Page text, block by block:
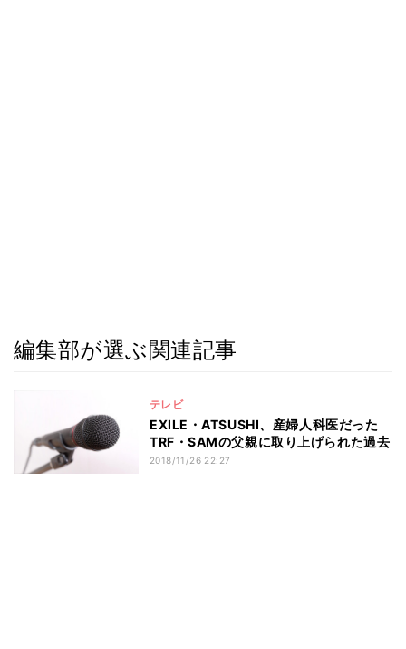
編集部が選ぶ関連記事
テレビ
EXILE・ATSUSHI、産婦人科医だった
TRF・SAMの父親に取り上げられた過去
2018/11/26 22:27